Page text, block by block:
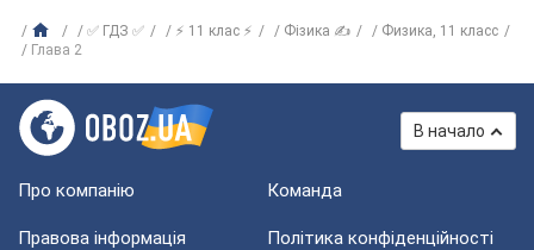
✅ ГДЗ ✅ ⚡ 11 клас ⚡ Фізика ✍
Физика, 11 класс
Глава 2
В начало
Про компанію Команда
Правова інформація Політика конфіденційності